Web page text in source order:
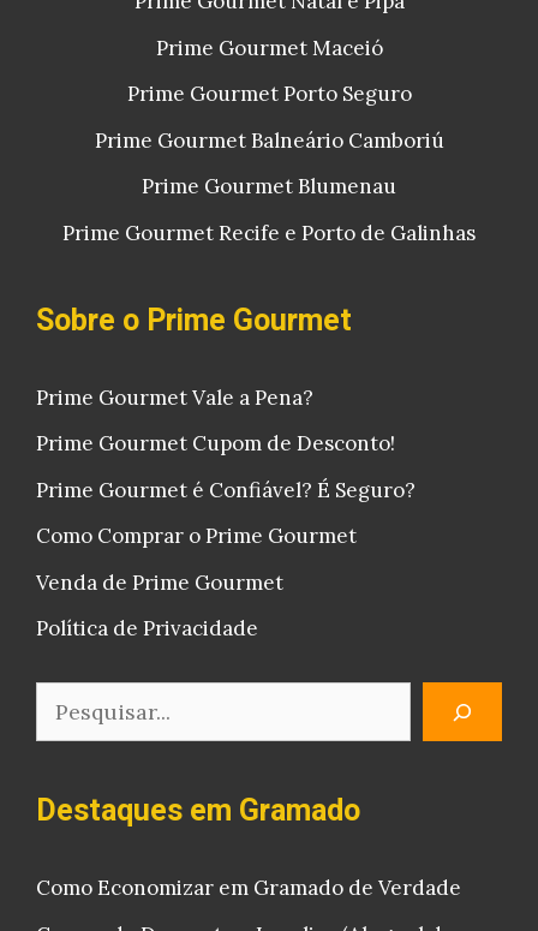
Prime Gourmet Maceió
Prime Gourmet Porto Seguro
Prime Gourmet Balneário Camboriú
Prime Gourmet Blumenau
Prime Gourmet Recife e Porto de Galinhas
Sobre o Prime Gourmet
Prime Gourmet Vale a Pena?
Prime Gourmet Cupom de Desconto!
Prime Gourmet é Confiável? É Seguro?
Como Comprar o Prime Gourmet
Venda de Prime Gourmet
Política de Privacidade
Pesquisar
Destaques em Gramado
Como Economizar em Gramado de Verdade